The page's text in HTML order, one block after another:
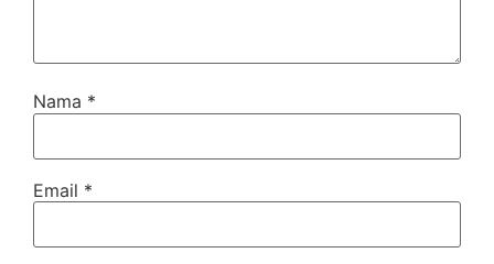
Nama *
Email *